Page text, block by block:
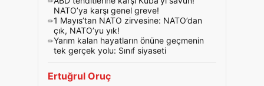
NATO’ya karşı genel greve!
1 Mayıs’tan NATO zirvesine: NATO’dan
çık, NATO’yu yık!
Yarım kalan hayatların önüne geçmenin
tek gerçek yolu: Sınıf siyaseti
Ertuğrul Oruç